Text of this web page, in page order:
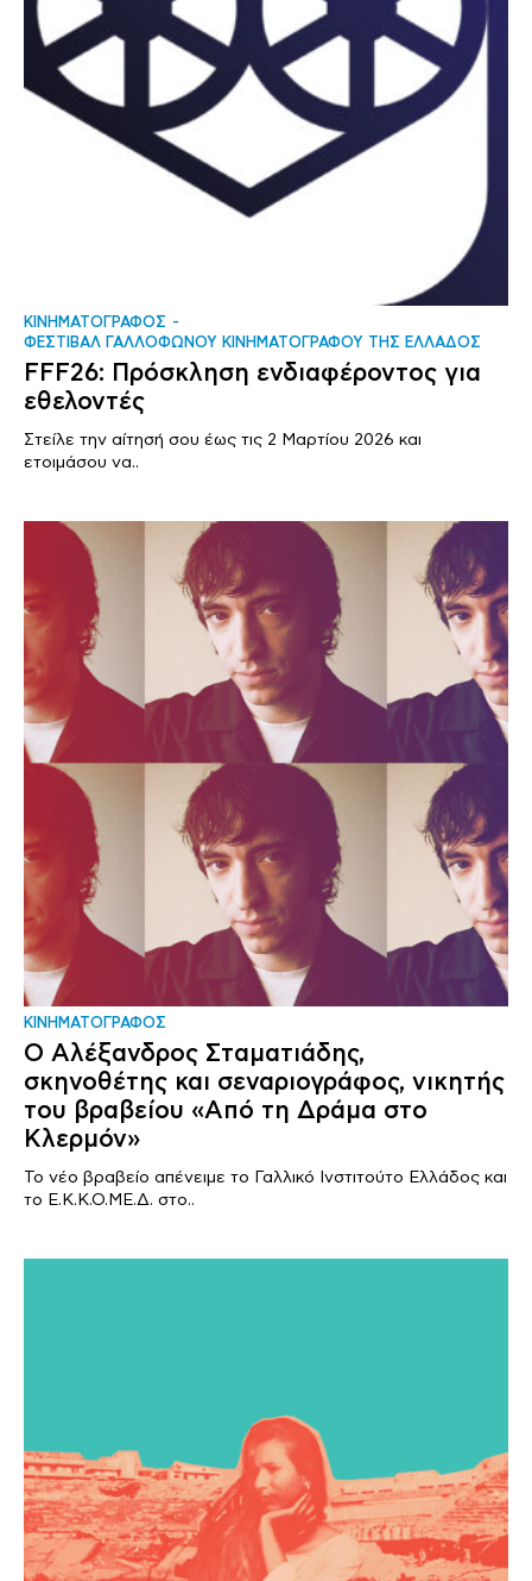
ΚΙΝΗΜΑΤΟΓΡΑΦΟΣ
ΦΕΣΤΙΒΑΛ ΓΑΛΛΟΦΩΝΟΥ ΚΙΝΗΜΑΤΟΓΡΑΦΟΥ ΤΗΣ ΕΛΛΑΔΟΣ
FFF26: Πρόσκληση ενδιαφέροντος για
εθελοντές
Στείλε την αίτησή σου έως τις 2 Μαρτίου 2026 και
ετοιμάσου να..
ΚΙΝΗΜΑΤΟΓΡΑΦΟΣ
Ο Αλέξανδρος Σταματιάδης,
σκηνοθέτης και σεναριογράφος, νικητής
του βραβείου «Από τη Δράμα στο
Κλερμόν»
To νέο βραβείο απένειμε το Γαλλικό Ινστιτούτο Ελλάδος και
το Ε.Κ.Κ.Ο.ΜΕ.Δ. στο..